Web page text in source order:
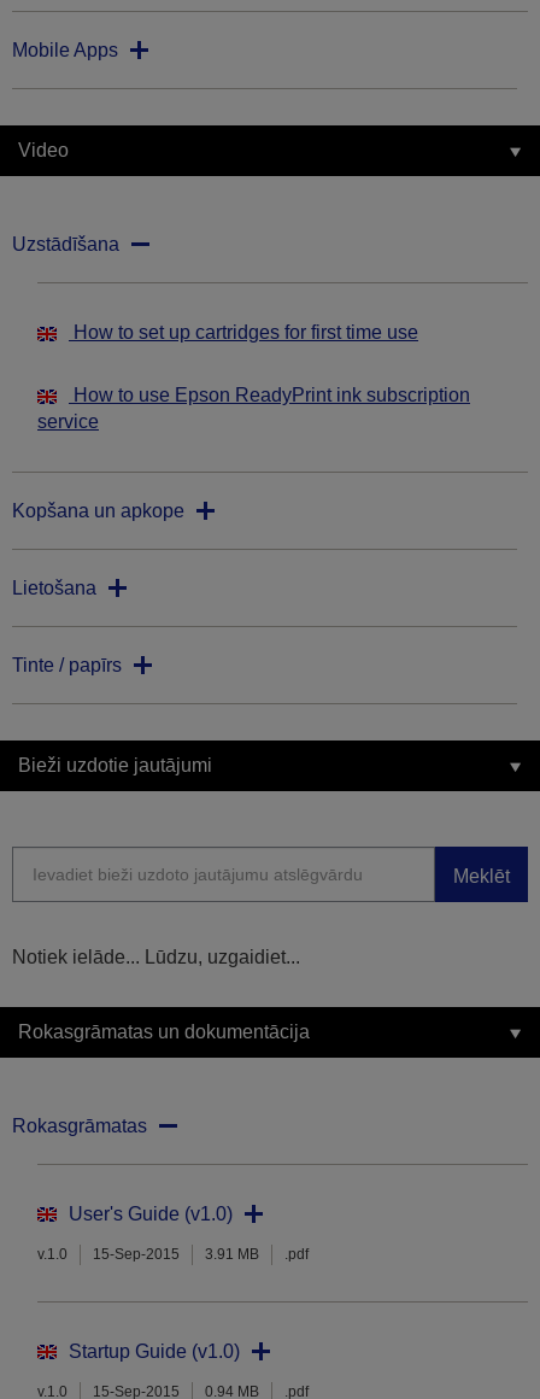
Mobile Apps
Video
Uzstādīšana
How to set up cartridges for first time use
How to use Epson ReadyPrint ink subscription
service
Kopšana un apkope
Lietošana
Tinte / papīrs
Bieži uzdotie jautājumi
Meklēt
Notiek ielāde... Lūdzu, uzgaidiet...
Rokasgrāmatas un dokumentācija
Rokasgrāmatas
User's Guide (v1.0)
v.1.0 15-Sep-2015 3.91 MB .pdf
Startup Guide (v1.0)
v.1.0 15-Sep-2015 0.94 MB .pdf